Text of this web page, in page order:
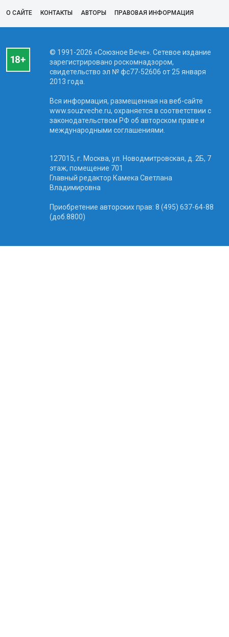
О САЙТЕ КОНТАКТЫ АВТОРЫ ПРАВОВАЯ ИНФОРМАЦИЯ
© 1991-2026 «Союзное Вече». Сетевое издание
зарегистрировано роскомнадзором,
свидетельство эл № фc77-52606 от 25 января
2013 года.
Вся информация, размещенная на веб-сайте
www.souzveche.ru, охраняется в соответствии с
законодательством РФ об авторском праве и
международными соглашениями.
127015, г. Москва, ул. Новодмитровская, д. 2Б, 7
этаж, помещение 701
Главный редактор Камека Светлана
Владимировна
Приобретение авторских прав: 8 (495) 637-64-88
(доб.8800)